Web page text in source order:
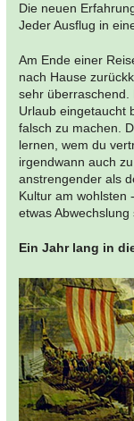
Die neuen
Jeder Ausflug in
Am Ende einer
nach Hause
sehr überraschend.
Urlaub eingetaucht
falsch zu machen.
lernen, wem du
irgendwann auch
anstrengender als
Kultur am wohlsten
etwas Abwechslung
Ein Jahr lang in